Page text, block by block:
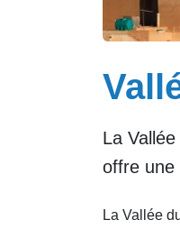
La
offre une
La Vallée